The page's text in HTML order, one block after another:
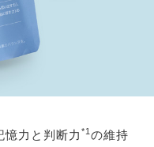
憶力と判断力 *1 の維持